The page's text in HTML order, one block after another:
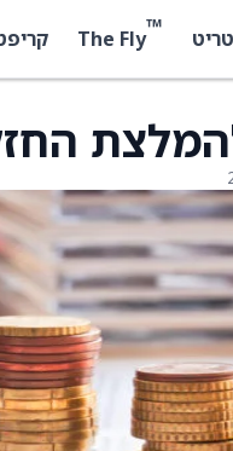
™
The Fly